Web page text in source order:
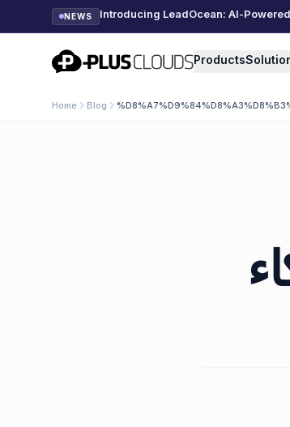
NEWS Introducing LeadOcean: AI-
PlusClouds Products
Home Blog